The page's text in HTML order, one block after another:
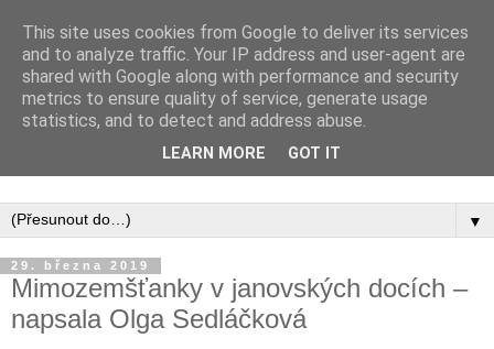
Inspirujte se tím, co píší posluchači kurzů a co se na nich
▼
29. března 2019
Mimozemšťanky v janovských docích –
napsala Olga Sedláčková
This site uses cookies from Google to deliver its services
and to analyze traffic. Your IP address and user-agent are
shared with Google along with performance and security
metrics to ensure quality of service, generate usage
statistics, and to detect and address abuse.
LEARN MORE GOT IT